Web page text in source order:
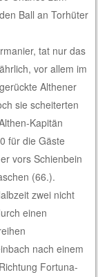
Ball an Torhüter
tat nur das
vor allem im
Althener
sie scheiterten
Kapitän
für die Gäste
vors Schienbein
(66.).
zwei nicht
einen
nach einem
Fortuna-